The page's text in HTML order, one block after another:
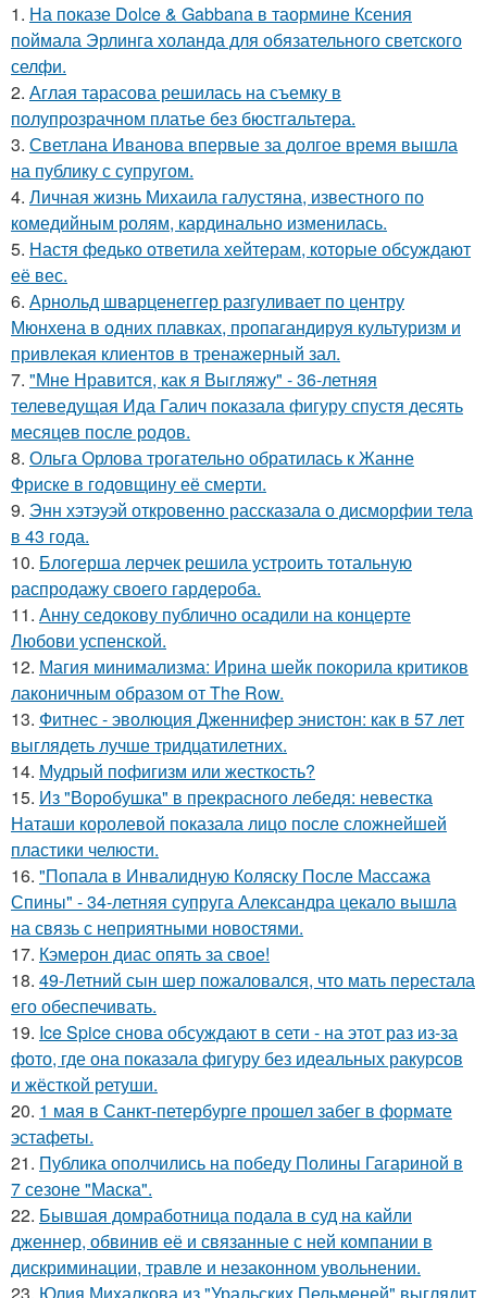
1. На показе Dolce & Gabbana в таормине Ксения
поймала Эрлинга холанда для обязательного светского
селфи.
2. Аглая тарасова решилась на съемку в
полупрозрачном платье без бюстгальтера.
3. Светлана Иванова впервые за долгое время вышла
на публику с супругом.
4. Личная жизнь Михаила галустяна, известного по
комедийным ролям, кардинально изменилась.
5. Настя федько ответила хейтерам, которые обсуждают
её вес.
6. Арнольд шварценеггер разгуливает по центру
Мюнхена в одних плавках, пропагандируя культуризм и
привлекая клиентов в тренажерный зал.
7. "Мне Нравится, как я Выгляжу" - 36-летняя
телеведущая Ида Галич показала фигуру спустя десять
месяцев после родов.
8. Ольга Орлова трогательно обратилась к Жанне
Фриске в годовщину её смерти.
9. Энн хэтэуэй откровенно рассказала о дисморфии тела
в 43 года.
10. Блогерша лерчек решила устроить тотальную
распродажу своего гардероба.
11. Анну седокову публично осадили на концерте
Любови успенской.
12. Магия минимализма: Ирина шейк покорила критиков
лаконичным образом от The Row.
13. Фитнес - эволюция Дженнифер энистон: как в 57 лет
выглядеть лучше тридцатилетних.
14. Мудрый пофигизм или жесткость?
15. Из "Воробушка" в прекрасного лебедя: невестка
Наташи королевой показала лицо после сложнейшей
пластики челюсти.
16. "Попала в Инвалидную Коляску После Массажа
Спины" - 34-летняя супруга Александра цекало вышла
на связь с неприятными новостями.
17. Кэмерон диас опять за свое!
18. 49-Летний сын шер пожаловался, что мать перестала
его обеспечивать.
19. Ice Spice снова обсуждают в сети - на этот раз из-за
фото, где она показала фигуру без идеальных ракурсов
и жёсткой ретуши.
20. 1 мая в Санкт-петербурге прошел забег в формате
эстафеты.
21. Публика ополчились на победу Полины Гагариной в
7 сезоне "Маска".
22. Бывшая домработница подала в суд на кайли
дженнер, обвинив её и связанные с ней компании в
дискриминации, травле и незаконном увольнении.